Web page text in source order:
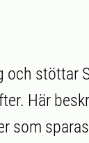
stöttar
Här
som